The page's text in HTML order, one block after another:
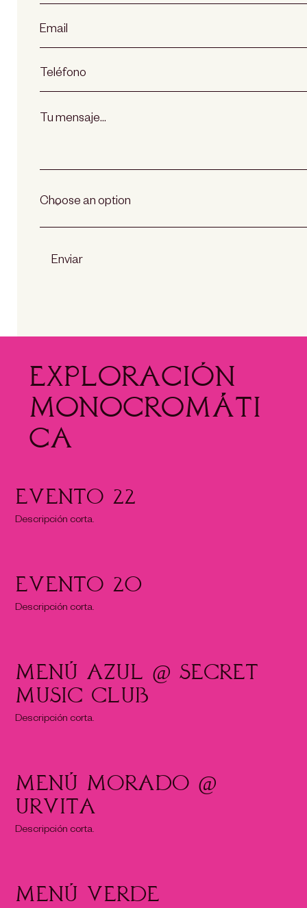
EXPLORACIÓN
MONOCROMÁTI
CA
Evento 22
Descripción corta.
Evento 20
Descripción corta.
Menú Azul @ Secret
music club
Descripción corta.
Menú Morado @
Urvita
Descripción corta.
Menú Verde
Enviar